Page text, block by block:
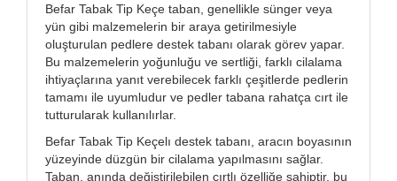
Befar Tabak Tip Keçe taban, genellikle sünger veya
yün gibi malzemelerin bir araya getirilmesiyle
oluşturulan pedlere destek tabanı olarak görev yapar.
Bu malzemelerin yoğunluğu ve sertliği, farklı cilalama
ihtiyaçlarına yanıt verebilecek farklı çeşitlerde pedlerin
tamamı ile uyumludur ve pedler tabana rahatça cırt ile
tutturularak kullanılırlar.
Befar Tabak Tip Keçelı destek tabanı, aracın boyasının
yüzeyinde düzgün bir cilalama yapılmasını sağlar.
Taban, anında değiştirilebilen cırtlı özelliğe sahiptir, bu